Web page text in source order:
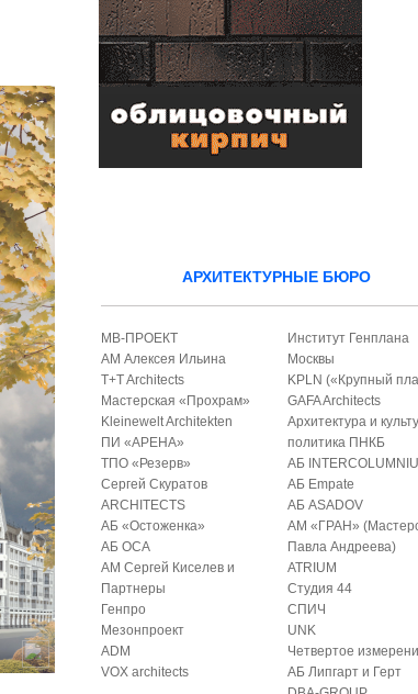
АРХИТЕКТУРНЫЕ БЮРО
МВ-ПРОЕКТ
АМ Алексея Ильина
T+T Architects
Мастерская «Прохрам»
Kleinewelt Architekten
ПИ «АРЕНА»
ТПО «Резерв»
Сергей Скуратов
ARCHITECTS
АБ «Остоженка»
АБ ОСА
АМ Сергей Киселев и
Партнеры
Генпро
Мезонпроект
ADM
VOX architects
Институт Генплана
Москвы
KPLN («Крупный
GAFA Architects
Архитектура и
политика ПНКБ
АБ
АБ Empate
АБ ASADOV
АМ «ГРАН»
Павла Андреева)
ATRIUM
Студия 44
СПИЧ
UNK
Четвертое
АБ Липгарт и Герт